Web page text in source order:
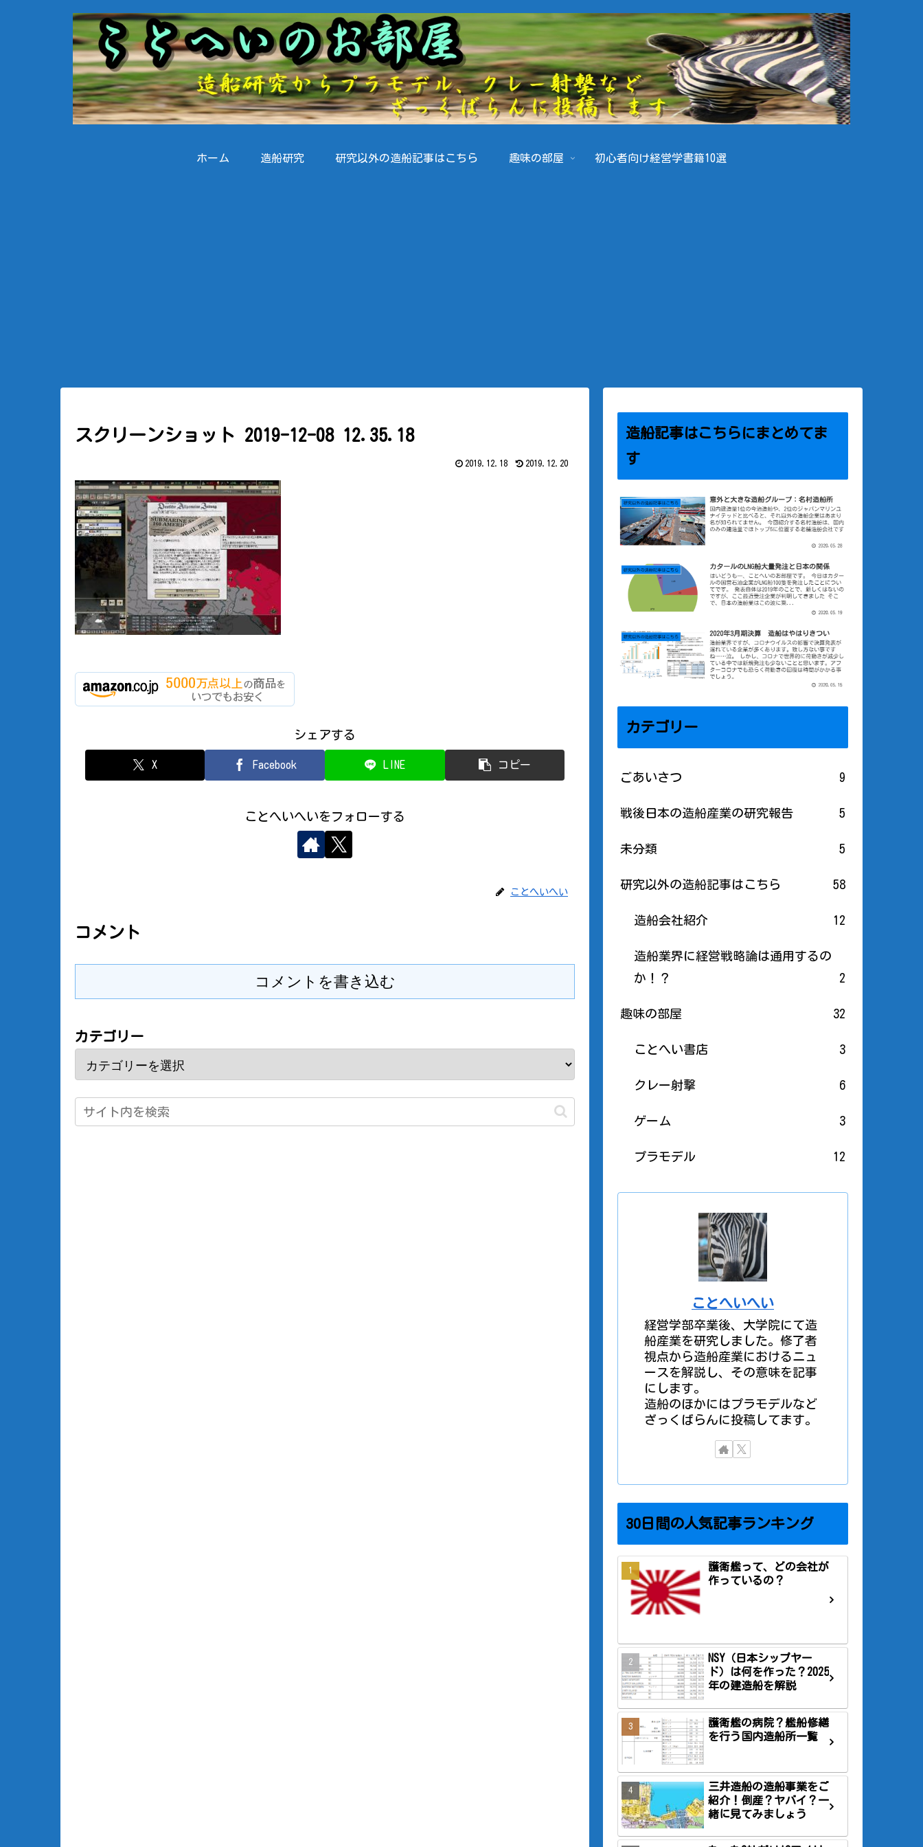
ホーム 造船研究 研究以外の造船記事はこちら 趣味の部屋 初心者向け経営学書籍10選
スクリーンショット 2019-12-08 12.35.18
2019.12.18 2019.12.20
シェアする
X Facebook LINE コピー
ことへいへいをフォローする
ことへいへい
コメント
コメントを書き込む
カテゴリー
造船記事はこちらにまとめてま
す
カテゴリー
ごあいさつ 9
戦後日本の造船産業の研究報告 5
未分類 5
研究以外の造船記事はこちら 58
造船会社紹介 12
造船業界に経営戦略論は通用するの
か！？
2
趣味の部屋 32
ことへい書店 3
クレー射撃 6
ゲーム 3
プラモデル 12
ことへいへい
経営学部卒業後、大学院にて造
船産業を研究しました。修了者
視点から造船産業におけるニュ
ースを解説し、その意味を記事
にします。
造船のほかにはプラモデルなど
ざっくばらんに投稿してます。
30日間の人気記事ランキング
護衛艦って、どの会社が
作っているの？
NSY（日本シップヤー
ド）は何を作った？2025
年の建造船を解説
護衛艦の病院？艦船修繕
を行う国内造船所一覧
三井造船の造船事業をご
紹介！倒産？ヤバイ？一
緒に見てみましょう